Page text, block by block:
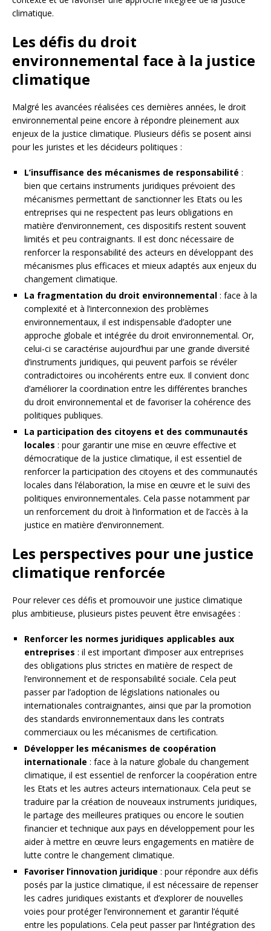
climatique.
Les défis du droit
environnemental face à la justice
climatique
Malgré les avancées réalisées ces dernières années, le droit
environnemental peine encore à répondre pleinement aux
enjeux de la justice climatique. Plusieurs défis se posent ainsi
pour les juristes et les décideurs politiques :
L’insuffisance des mécanismes de responsabilité :
bien que certains instruments juridiques prévoient des
mécanismes permettant de sanctionner les Etats ou les
entreprises qui ne respectent pas leurs obligations en
matière d’environnement, ces dispositifs restent souvent
limités et peu contraignants. Il est donc nécessaire de
renforcer la responsabilité des acteurs en développant des
mécanismes plus efficaces et mieux adaptés aux enjeux du
changement climatique.
La fragmentation du droit environnemental : face à la
complexité et à l’interconnexion des problèmes
environnementaux, il est indispensable d’adopter une
approche globale et intégrée du droit environnemental. Or,
celui-ci se caractérise aujourd’hui par une grande diversité
d’instruments juridiques, qui peuvent parfois se révéler
contradictoires ou incohérents entre eux. Il convient donc
d’améliorer la coordination entre les différentes branches
du droit environnemental et de favoriser la cohérence des
politiques publiques.
La participation des citoyens et des communautés
locales : pour garantir une mise en œuvre effective et
démocratique de la justice climatique, il est essentiel de
renforcer la participation des citoyens et des communautés
locales dans l’élaboration, la mise en œuvre et le suivi des
politiques environnementales. Cela passe notamment par
un renforcement du droit à l’information et de l’accès à la
justice en matière d’environnement.
Les perspectives pour une justice
climatique renforcée
Pour relever ces défis et promouvoir une justice climatique
plus ambitieuse, plusieurs pistes peuvent être envisagées :
Renforcer les normes juridiques applicables aux
entreprises : il est important d’imposer aux entreprises
des obligations plus strictes en matière de respect de
l’environnement et de responsabilité sociale. Cela peut
passer par l’adoption de législations nationales ou
internationales contraignantes, ainsi que par la promotion
des standards environnementaux dans les contrats
commerciaux ou les mécanismes de certification.
Développer les mécanismes de coopération
internationale : face à la nature globale du changement
climatique, il est essentiel de renforcer la coopération entre
les Etats et les autres acteurs internationaux. Cela peut se
traduire par la création de nouveaux instruments juridiques,
le partage des meilleures pratiques ou encore le soutien
financier et technique aux pays en développement pour les
aider à mettre en œuvre leurs engagements en matière de
lutte contre le changement climatique.
Favoriser l’innovation juridique : pour répondre aux défis
posés par la justice climatique, il est nécessaire de repenser
les cadres juridiques existants et d’explorer de nouvelles
voies pour protéger l’environnement et garantir l’équité
entre les populations. Cela peut passer par l’intégration des